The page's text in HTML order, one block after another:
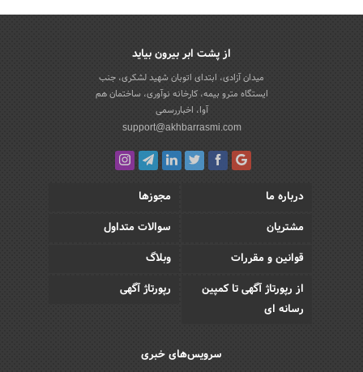
از پشت ابر بیرون بیاید
میدان آزادی، ابتدای اتوبان شهید لشکری، جنب
ایستگاه مترو بیمه، کارخانه نوآوری، ساختمان هم
آوا، اخباررسمی
support@akhbarrasmi.com
درباره ما
مجوزها
مشتریان
سوالات متداول
قوانین و مقررات
وبلاگ
از رپورتاژ آگهی تا کمپین
رسانه ای
رپورتاژ آگهی
سرویس‌های خبری